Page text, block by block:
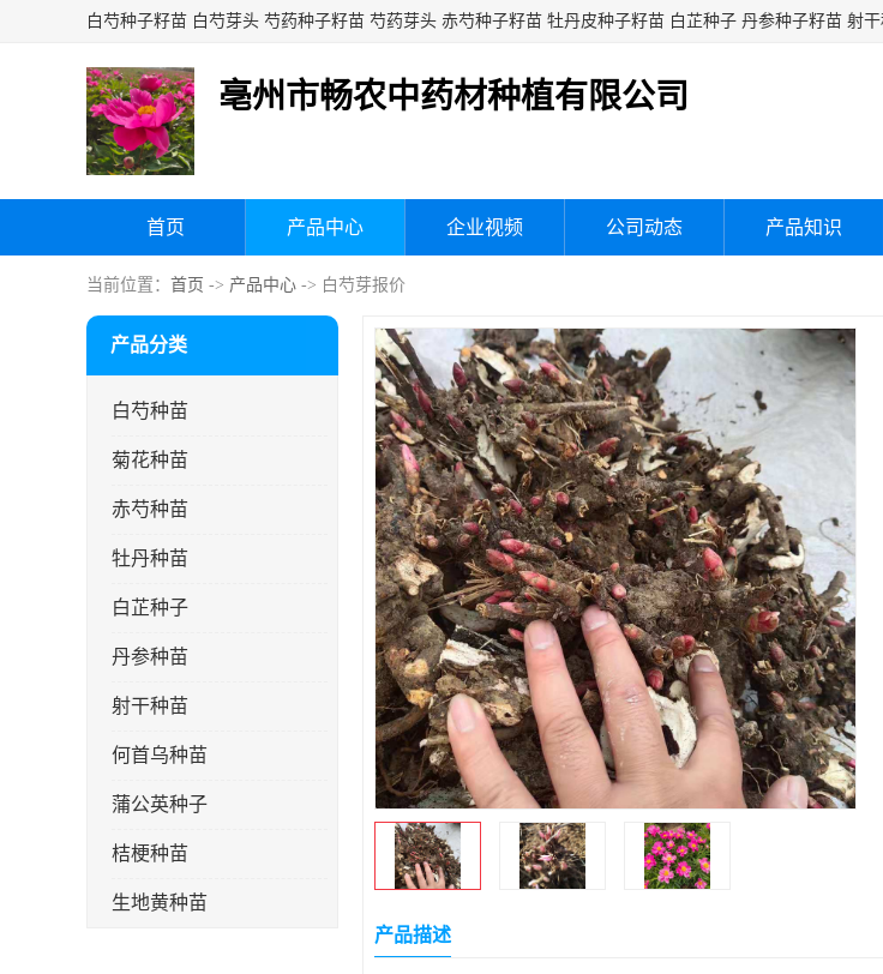
亳州市畅农中药材种植有限公司
首页 产品中心 企业视频 公司动态 产品知识
当前位置： 首页 -> 产品中心 -> 白芍芽报价
产品分类
白芍种苗
菊花种苗
赤芍种苗
牡丹种苗
白芷种子
丹参种苗
射干种苗
何首乌种苗
蒲公英种子
桔梗种苗
生地黄种苗
产品描述